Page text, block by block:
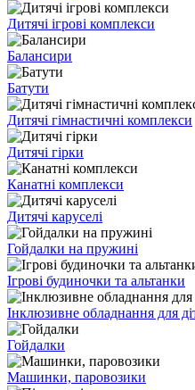
Дитячі ігрові комплекси
Балансири
Батути
Дитячі гімнастичні комплекси
Дитячі гірки
Канатні комплекси
Дитячі каруселі
Гойдалки на пружині
Ігрові будиночки та альтанки
Інклюзивне обладнання для
Гойдалки
Машинки, паровозики